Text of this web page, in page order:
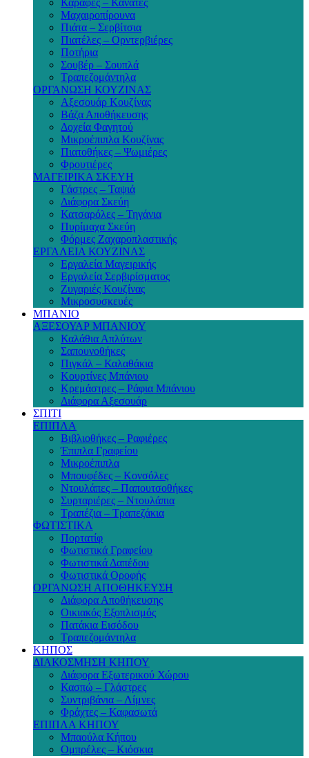
Καράφες – Κανάτες
Μαχαιροπίρουνα
Πιάτα – Σερβίτσια
Πιατέλες – Ορντερβιέρες
Ποτήρια
Σουβέρ – Σουπλά
Τραπεζομάντηλα
ΟΡΓΑΝΩΣΗ ΚΟΥΖΙΝΑΣ
Αξεσουάρ Κουζίνας
Βάζα Αποθήκευσης
Δοχεία Φαγητού
Μικροέπιπλα Κουζίνας
Πιατοθήκες – Ψωμιέρες
Φρουτιέρες
ΜΑΓΕΙΡΙΚΑ ΣΚΕΥΗ
Γάστρες – Ταψιά
Διάφορα Σκεύη
Κατσαρόλες – Τηγάνια
Πυρίμαχα Σκεύη
Φόρμες Ζαχαροπλαστικής
ΕΡΓΑΛΕΙΑ ΚΟΥΖΙΝΑΣ
Εργαλεία Μαγειρικής
Εργαλεία Σερβιρίσματος
Ζυγαριές Κουζίνας
Μικροσυσκευές
ΜΠΑΝΙΟ
ΑΞΕΣΟΥΑΡ ΜΠΑΝΙΟΥ
Καλάθια Απλύτων
Σαπουνοθήκες
Πιγκάλ – Καλαθάκια
Κουρτίνες Μπάνιου
Κρεμάστρες – Ράφια Μπάνιου
Διάφορα Αξεσουάρ
ΣΠΙΤΙ
ΕΠΙΠΛΑ
Βιβλιοθήκες – Ραφιέρες
Έπιπλα Γραφείου
Μικροέπιπλα
Μπουφέδες – Κονσόλες
Ντουλάπες – Παπουτσοθήκες
Συρταριέρες – Ντουλάπια
Τραπέζια – Τραπεζάκια
ΦΩΤΙΣΤΙΚΑ
Πορτατίφ
Φωτιστικά Γραφείου
Φωτιστικά Δαπέδου
Φωτιστικά Οροφής
ΟΡΓΑΝΩΣΗ ΑΠΟΘΗΚΕΥΣΗ
Διάφορα Αποθήκευσης
Οικιακός Εξοπλισμός
Πατάκια Εισόδου
Τραπεζομάντηλα
ΚΗΠΟΣ
ΔΙΑΚΟΣΜΗΣΗ ΚΗΠΟΥ
Διάφορα Εξωτερικού Χώρου
Κασπώ – Γλάστρες
Συντριβάνια – Λίμνες
Φράχτες – Καφασωτά
ΕΠΙΠΛΑ ΚΗΠΟΥ
Μπαούλα Κήπου
Ομπρέλες – Κιόσκια